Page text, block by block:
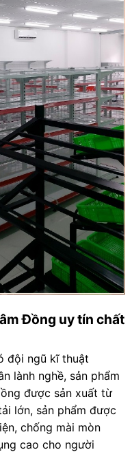
Đồng uy tín chất
đội ngũ kĩ thuật
lành nghề, sản phẩm
được sản xuất từ
lớn, sản phẩm được
chống mài mòn
cao cho người